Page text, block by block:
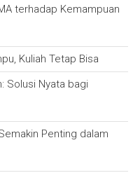
terhadap Kemampuan
Kuliah Tetap Bisa
Solusi Nyata bagi
Penting dalam